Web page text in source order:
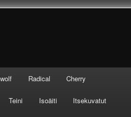
Radical Cherry
Teini Isoäiti Itsekuvatut